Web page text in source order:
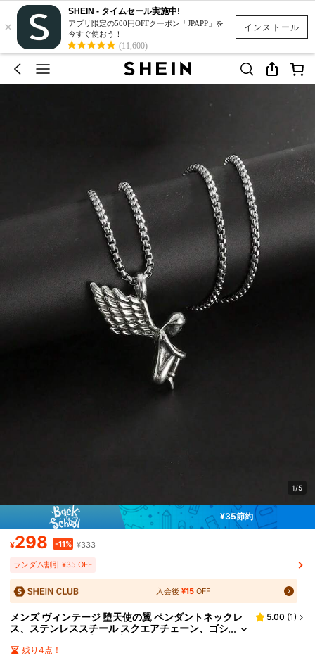
インストール
×
SHEIN - タイムセール実施中!
アプリ限定の500円OFFクーポン「JPAPP」を
今すぐ使おう！
(11,600)
1/5
¥35節約
¥298 -11% ¥333
ランダム割引 ¥35 OFF
入会後¥15 OFF
メンズ ヴィンテージ 堕天使の翼 ペンダントネックレ
ス、ステンレススチール スクエアチェーン、ゴシ
ック パンク ヒップホップ ストリートスタイル ジ
ュエリー、レトロ 座る天使の翼 ペンダント、パーテ
5.00 (1)
残り4点！